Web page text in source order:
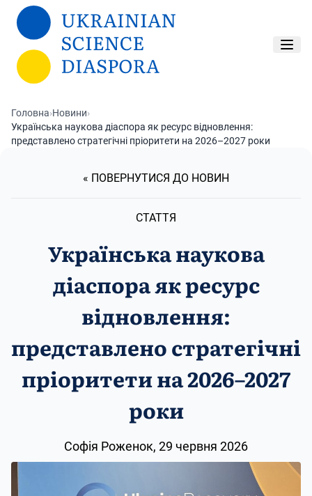
Перейти до основного вмісту
Головна›Новини›
Українська наукова діаспора як ресурс відновлення:
представлено стратегічні пріоритети на 2026–2027 роки
« ПОВЕРНУТИСЯ ДО НОВИН
СТАТТЯ
Українська наукова
діаспора як ресурс
відновлення:
представлено стратегічні
пріоритети на 2026–2027
роки
Софія Роженок, 29 червня 2026